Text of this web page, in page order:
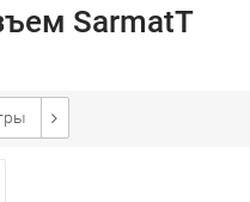
SarmatT